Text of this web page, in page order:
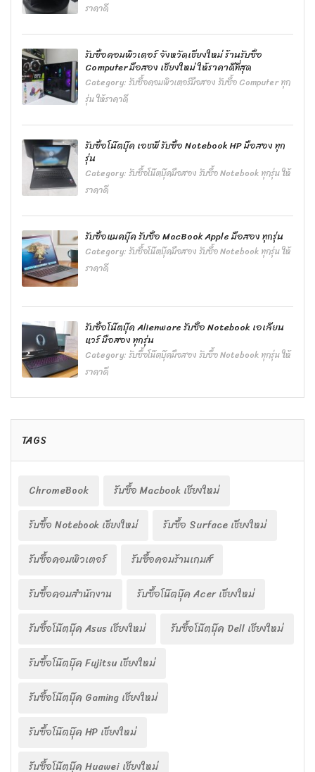
ราคาดี
รับซื้อคอมพิวเตอร์ จังหวัดเชียงใหม่ ร้านรับซื้อ
Computer มือสอง เชียงใหม่ ให้ราคาดีที่สุด
Category:รับซื้อคอมพิวเตอร์มือสอง รับซื้อ Computer ทุก
รุ่น ให้ราคาดี
รับซื้อโน๊ตบุ๊ค เอชพี รับซื้อ Notebook HP มือสอง ทุก
รุ่น
Category:รับซื้อโน๊ตบุ๊คมือสอง รับซื้อ Notebook ทุกรุ่น ให้
ราคาดี
รับซื้อแมคบุ๊ค รับซื้อ MacBook Apple มือสอง ทุกรุ่น
Category:รับซื้อโน๊ตบุ๊คมือสอง รับซื้อ Notebook ทุกรุ่น ให้
ราคาดี
รับซื้อโน๊ตบุ๊ค Alienware รับซื้อ Notebook เอเลียน
แวร์ มือสอง ทุกรุ่น
Category:รับซื้อโน๊ตบุ๊คมือสอง รับซื้อ Notebook ทุกรุ่น ให้
ราคาดี
TAGS
ChromeBook
รับซื้อ Macbook เชียงใหม่
รับซื้อ Notebook เชียงใหม่
รับซื้อ Surface เชียงใหม่
รับซื้อคอมพิวเตอร์
รับซื้อคอมร้านเกมส์
รับซื้อคอมสำนักงาน
รับซื้อโน๊ตบุ๊ค Acer เชียงใหม่
รับซื้อโน๊ตบุ๊ค Asus เชียงใหม่
รับซื้อโน๊ตบุ๊ค Dell เชียงใหม่
รับซื้อโน๊ตบุ๊ค Fujitsu เชียงใหม่
รับซื้อโน๊ตบุ๊ค Gaming เชียงใหม่
รับซื้อโน๊ตบุ๊ค HP เชียงใหม่
รับซื้อโน๊ตบุ๊ค Huawei เชียงใหม่